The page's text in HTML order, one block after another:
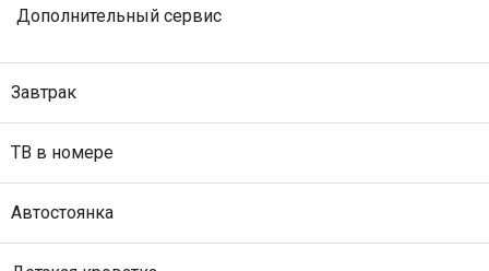
Дополнительный сервис
Завтрак
ТВ в номере
Автостоянка